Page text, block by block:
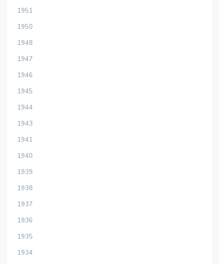
1951
1950
1948
1947
1946
1945
1944
1943
1941
1940
1939
1938
1937
1936
1935
1934